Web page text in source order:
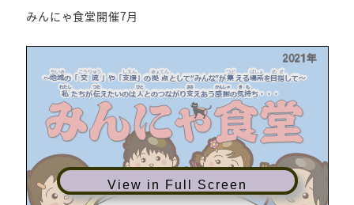
みんにゃ食堂開催7月
View in Full Screen